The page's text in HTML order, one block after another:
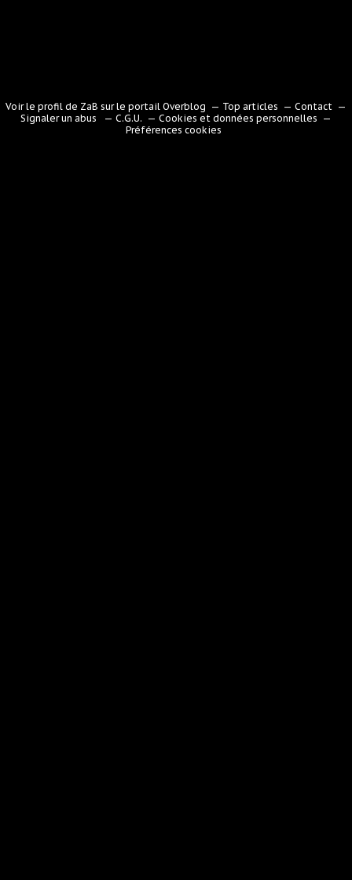
Voir le profil de ZaB sur le portail Overblog Top articles
Contact
Signaler un abus
C.G.U.
Cookies et données personnelles
Préférences cookies